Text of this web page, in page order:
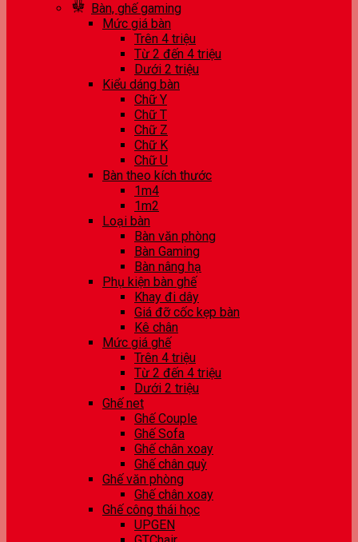
Bàn, ghế gaming
Mức giá bàn
Trên 4 triệu
Từ 2 đến 4 triệu
Dưới 2 triệu
Kiểu dáng bàn
Chữ Y
Chữ T
Chữ Z
Chữ K
Chữ U
Bàn theo kích thước
1m4
1m2
Loại bàn
Bàn văn phòng
Bàn Gaming
Bàn nâng hạ
Phụ kiện bàn ghế
Khay đi dây
Giá đỡ cốc kẹp bàn
Kê chân
Mức giá ghế
Trên 4 triệu
Từ 2 đến 4 triệu
Dưới 2 triệu
Ghế net
Ghế Couple
Ghế Sofa
Ghế chân xoay
Ghế chân quỳ
Ghế văn phòng
Ghế chân xoay
Ghế công thái học
UPGEN